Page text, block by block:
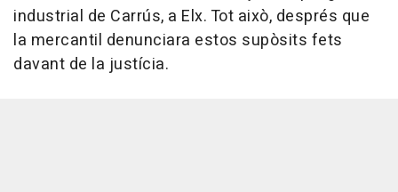
industrial de Carrús, a Elx. Tot això, després que
la mercantil denunciara estos supòsits fets
davant de la justícia.